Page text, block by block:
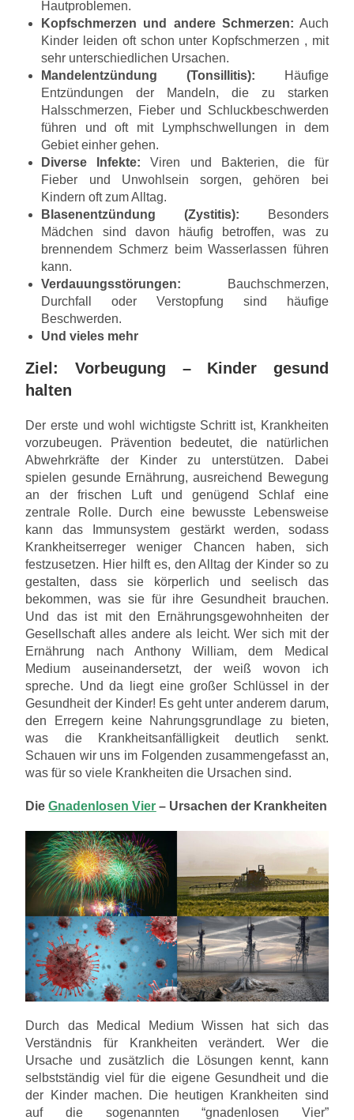
Hautproblemen.
Kopfschmerzen und andere Schmerzen: Auch
Kinder leiden oft schon unter Kopfschmerzen , mit
sehr unterschiedlichen Ursachen.
Mandelentzündung (Tonsillitis): Häufige
Entzündungen der Mandeln, die zu starken
Halsschmerzen, Fieber und Schluckbeschwerden
führen und oft mit Lymphschwellungen in dem
Gebiet einher gehen.
Diverse Infekte: Viren und Bakterien, die für
Fieber und Unwohlsein sorgen, gehören bei
Kindern oft zum Alltag.
Blasenentzündung (Zystitis): Besonders
Mädchen sind davon häufig betroffen, was zu
brennendem Schmerz beim Wasserlassen führen
kann.
Verdauungsstörungen: Bauchschmerzen,
Durchfall oder Verstopfung sind häufige
Beschwerden.
Und vieles mehr
Ziel: Vorbeugung – Kinder gesund
halten
Der erste und wohl wichtigste Schritt ist, Krankheiten
vorzubeugen. Prävention bedeutet, die natürlichen
Abwehrkräfte der Kinder zu unterstützen. Dabei
spielen gesunde Ernährung, ausreichend Bewegung
an der frischen Luft und genügend Schlaf eine
zentrale Rolle. Durch eine bewusste Lebensweise
kann das Immunsystem gestärkt werden, sodass
Krankheitserreger weniger Chancen haben, sich
festzusetzen. Hier hilft es, den Alltag der Kinder so zu
gestalten, dass sie körperlich und seelisch das
bekommen, was sie für ihre Gesundheit brauchen.
Und das ist mit den Ernährungsgewohnheiten der
Gesellschaft alles andere als leicht. Wer sich mit der
Ernährung nach Anthony William, dem Medical
Medium auseinandersetzt, der weiß wovon ich
spreche. Und da liegt eine großer Schlüssel in der
Gesundheit der Kinder! Es geht unter anderem darum,
den Erregern keine Nahrungsgrundlage zu bieten,
was die Krankheitsanfälligkeit deutlich senkt.
Schauen wir uns im Folgenden zusammengefasst an,
was für so viele Krankheiten die Ursachen sind.
DieGnadenlosen Vier – Ursachen der Krankheiten
Durch das Medical Medium Wissen hat sich das
Verständnis für Krankheiten verändert. Wer die
Ursache und zusätzlich die Lösungen kennt, kann
selbstständig viel für die eigene Gesundheit und die
der Kinder machen. Die heutigen Krankheiten sind
auf die sogenannten “gnadenlosen Vier”